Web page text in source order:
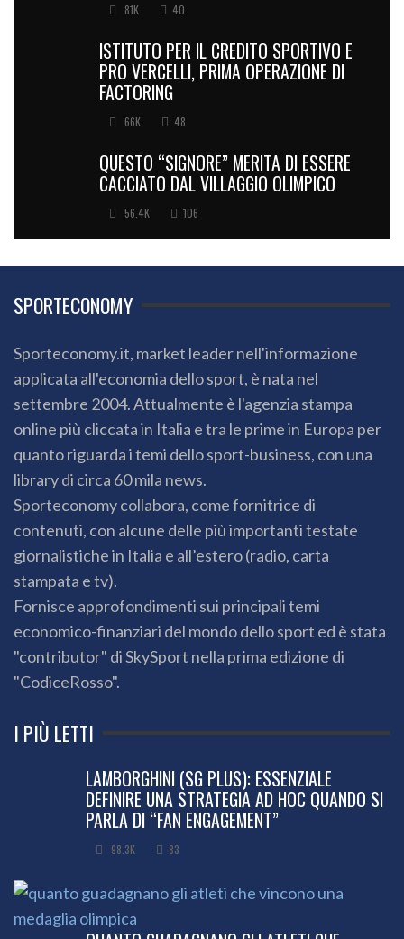
81K 40
ISTITUTO PER IL CREDITO SPORTIVO E
PRO VERCELLI, PRIMA OPERAZIONE DI
FACTORING
66K 48
QUESTO “SIGNORE” MERITA DI ESSERE
CACCIATO DAL VILLAGGIO OLIMPICO
56.4K 106
SPORTECONOMY
Sporteconomy.it, market leader nell'informazione
applicata all'economia dello sport, è nata nel
settembre 2004. Attualmente è l'agenzia stampa
online più cliccata in Italia e tra le prime in Europa per
quanto riguarda i temi dello sport-business, con una
library di circa 60 mila news.
Sporteconomy collabora, come fornitrice di
contenuti, con alcune delle più importanti testate
giornalistiche in Italia e all’estero (radio, carta
stampata e tv).
Fornisce approfondimenti sui principali temi
economico-finanziari del mondo dello sport ed è stata
"contributor" di SkySport nella prima edizione di
"CodiceRosso".
I PIÙ LETTI
LAMBORGHINI (SG PLUS): ESSENZIALE
DEFINIRE UNA STRATEGIA AD HOC QUANDO SI
PARLA DI “FAN ENGAGEMENT”
98.3K 83